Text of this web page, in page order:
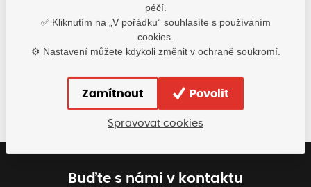
hovězí štípenka, kevlarové švy
barva:šedá
EN 13688, EN 11611 A1
velikost:68 x 58 cm
Buďte s námi v kontaktu
péčí.
✅ Kliknutím na „V pořádku“ souhlasíte s používáním
cookies.
⚙️ Nastavení můžete kdykoli změnit v ochraně soukromí.
Zamítnout Povolit
Spravovat cookies